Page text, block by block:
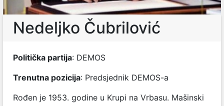
Nedeljko Čubrilović
Politička partija: DEMOS
Trenutna pozicija: Predsjednik DEMOS-a
Rođen je 1953. godine u Krupi na Vrbasu. Mašinski